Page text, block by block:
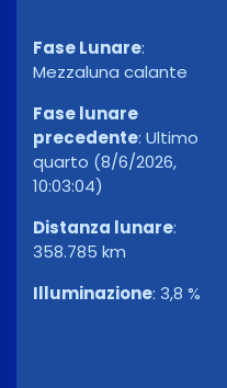
Fase Lunare:
Mezzaluna calante
Fase lunare
precedente: Ultimo
quarto (8/6/2026,
10:03:04)
Distanza lunare:
358.785 km
Illuminazione: 3,8 %